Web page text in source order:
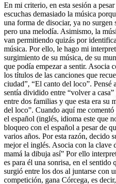
En mi criterio, en esta sesión a
escuchas demasiado la música
una forma de disociar, ya no surgen
pero una melodía. Asimismo, la
van permitiendo quizás por
música. Por ello, le hago mi
surgimiento de su música, de su
que podía empezar a sentir. Asocia
los títulos de las canciones que
ciudad”, “El canto del loco”. Pensé
sentía dividido entre “volver a
entre dos familias y que esta era su
del loco”. Cuando aquí me
el español (inglés, idioma este que
bloqueo con el español a pesar de
varios años. Por esta razón, decido
mejor el inglés. Asocia con la clave
mamá la dibuja así” Por ello
es para él una sonrisa, en el
surgió entre los dos al juntarse con
competición, gana Córcega, es